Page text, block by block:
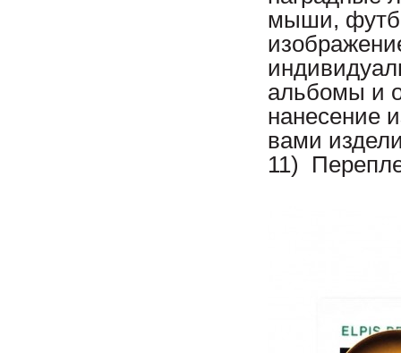
мыши,
альбомы и
нанесение
вами
11)